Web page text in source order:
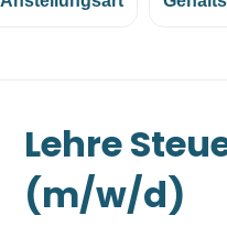
Lehre
(m/w/d)